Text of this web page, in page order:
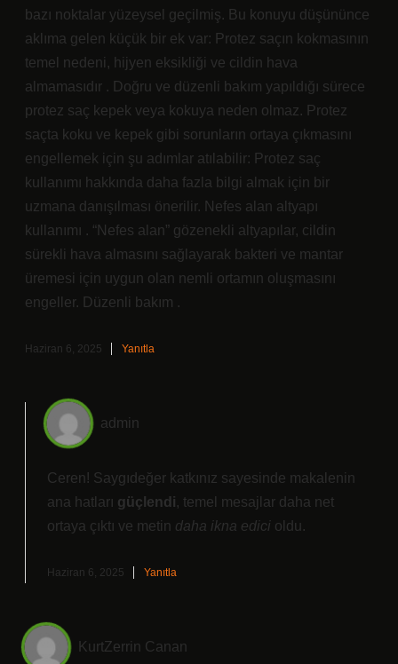
bazı noktalar yüzeysel geçilmiş. Bu konuyu düşününce
aklıma gelen küçük bir ek var: Protez saçın kokmasının
temel nedeni, hijyen eksikliği ve cildin hava
almamasıdır . Doğru ve düzenli bakım yapıldığı sürece
protez saç kepek veya kokuya neden olmaz. Protez
saçta koku ve kepek gibi sorunların ortaya çıkmasını
engellemek için şu adımlar atılabilir: Protez saç
kullanımı hakkında daha fazla bilgi almak için bir
uzmana danışılması önerilir. Nefes alan altyapı
kullanımı . “Nefes alan” gözenekli altyapılar, cildin
sürekli hava almasını sağlayarak bakteri ve mantar
üremesi için uygun olan nemli ortamın oluşmasını
engeller. Düzenli bakım .
Haziran 6, 2025 Yanıtla
admin
Ceren! Saygıdeğer katkınız sayesinde makalenin
ana hatları güçlendi, temel mesajlar daha net
ortaya çıktı ve metin daha ikna edici oldu.
Haziran 6, 2025 Yanıtla
KurtZerrin Canan